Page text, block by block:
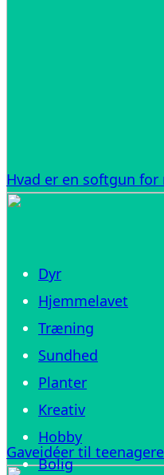
Hvad er en softgun for
Gaveidéer til
Dyr
Hjemmelavet
Træning
Sundhed
Planter
Kreativ
Hobby
Bolig